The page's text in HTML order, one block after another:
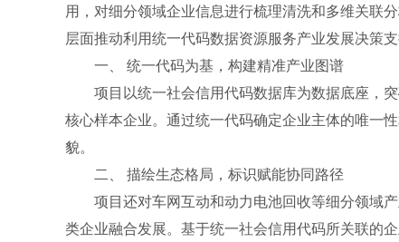
用，对细分领域企业信息进行梳理清洗和多维关联
层面推动利用统一代码数据资源服务产业发展决策支
一、 统一代码为基，构建精准产业图谱
项目以统一社会信用代码数据库为数据底座，
核心样本企业。通过统一代码确定企业主体的唯一
貌。
二、 描绘生态格局，标识赋能协同路径
项目还对车网互动和动力电池回收等细分领域
类企业融合发展。基于统一社会信用代码所关联的